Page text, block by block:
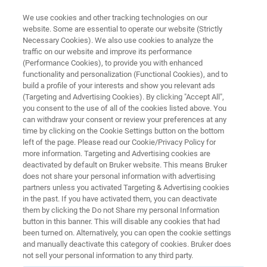
FT-IR mit Blick auf die Zukunft
Über QCL-Mikroskope, maschinelles Lernen,
Digitalisierung und mehr
Montag, 08. November 2021
We use cookies and other tracking technologies on our
website. Some are essential to operate our website (Strictly
Necessary Cookies). We also use cookies to analyze the
traffic on our website and improve its performance
(Performance Cookies), to provide you with enhanced
functionality and personalization (Functional Cookies), and to
build a profile of your interests and show you relevant ads
(Targeting and Advertising Cookies). By clicking "Accept All",
you consent to the use of all of the cookies listed above. You
can withdraw your consent or review your preferences at any
time by clicking on the Cookie Settings button on the bottom
left of the page. Please read our Cookie/Privacy Policy for
more information. Targeting and Advertising cookies are
deactivated by default on Bruker website. This means Bruker
does not share your personal information with advertising
partners unless you activated Targeting & Advertising cookies
in the past. If you have activated them, you can deactivate
them by clicking the Do not Share my personal Information
button in this banner. This will disable any cookies that had
been turned on. Alternatively, you can open the cookie settings
and manually deactivate this category of cookies. Bruker does
not sell your personal information to any third party.